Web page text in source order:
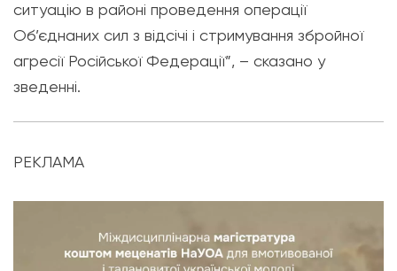
ситуацію в районі проведення операції
Об’єднаних сил з відсічі і стримування збройної
агресії Російської Федерації”, – сказано у
зведенні.
РЕКЛАМА